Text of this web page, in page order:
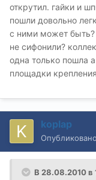
открутил. гайки и
пошли довольно
с ними может быть?
не сифонили?
одна только пошла
площадки
koplap
Опубликовано
В 28.08.2010 в